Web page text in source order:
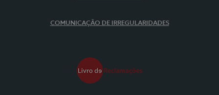
COMUNICAÇÃO DE IRREGULARIDADES